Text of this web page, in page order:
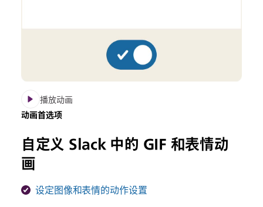
播放动画
动画首选项
自定义 Slack 中的 GIF 和表情动
画
设定图像和表情的动作设置